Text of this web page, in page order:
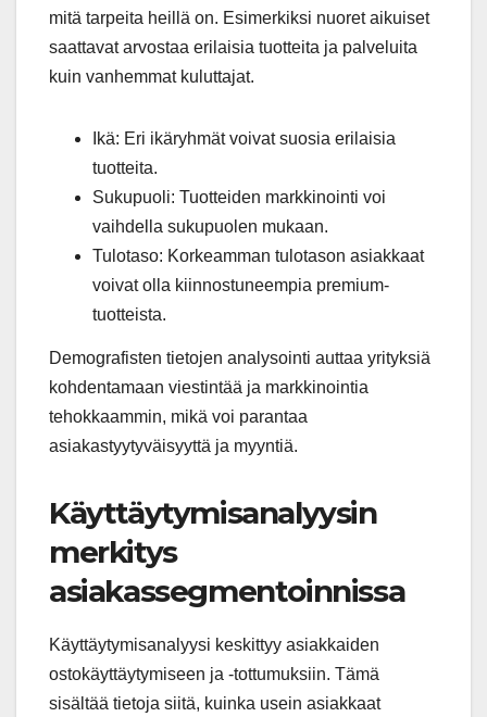
mitä tarpeita heillä on. Esimerkiksi nuoret aikuiset
saattavat arvostaa erilaisia tuotteita ja palveluita
kuin vanhemmat kuluttajat.
Ikä: Eri ikäryhmät voivat suosia erilaisia
tuotteita.
Sukupuoli: Tuotteiden markkinointi voi
vaihdella sukupuolen mukaan.
Tulotaso: Korkeamman tulotason asiakkaat
voivat olla kiinnostuneempia premium-
tuotteista.
Demografisten tietojen analysointi auttaa yrityksiä
kohdentamaan viestintää ja markkinointia
tehokkaammin, mikä voi parantaa
asiakastyytyväisyyttä ja myyntiä.
Käyttäytymisanalyysin
merkitys
asiakassegmentoinnissa
Käyttäytymisanalyysi keskittyy asiakkaiden
ostokäyttäytymiseen ja -tottumuksiin. Tämä
sisältää tietoja siitä, kuinka usein asiakkaat